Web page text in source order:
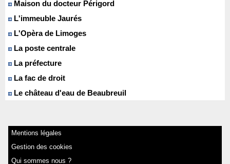
Maison du docteur Périgord
L'immeuble Jaurés
L'Opèra de Limoges
La poste centrale
La préfecture
La fac de droit
Le château d'eau de Beaubreuil
Mentions légales
Gestion des cookies
Qui sommes nous ?